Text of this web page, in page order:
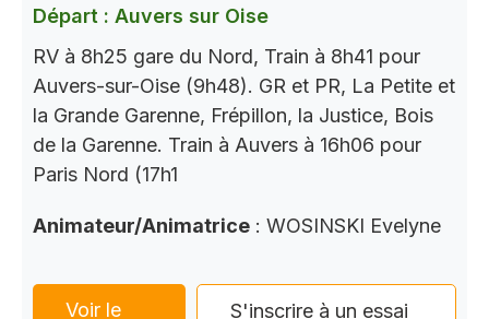
Départ : Auvers sur Oise
RV à 8h25 gare du Nord, Train à 8h41 pour
Auvers-sur-Oise (9h48). GR et PR, La Petite et
la Grande Garenne, Frépillon, la Justice, Bois
de la Garenne. Train à Auvers à 16h06 pour
Paris Nord (17h1
Animateur/Animatrice : WOSINSKI Evelyne
Voir le S'inscrire à un essai